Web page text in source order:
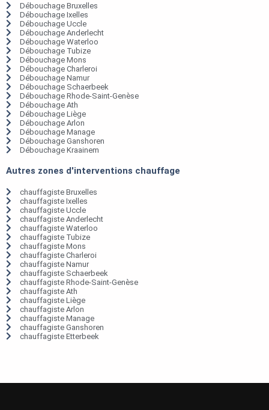
Débouchage Bruxelles
Débouchage Ixelles
Débouchage Uccle
Débouchage Anderlecht
Débouchage Waterloo
Débouchage Tubize
Débouchage Mons
Débouchage Charleroi
Débouchage Namur
Débouchage Schaerbeek
Débouchage Rhode-Saint-Genèse
Débouchage Ath
Débouchage Liège
Débouchage Arlon
Débouchage Manage
Débouchage Ganshoren
Débouchage Kraainem
Autres zones d'interventions chauffage
chauffagiste Bruxelles
chauffagiste Ixelles
chauffagiste Uccle
chauffagiste Anderlecht
chauffagiste Waterloo
chauffagiste Tubize
chauffagiste Mons
chauffagiste Charleroi
chauffagiste Namur
chauffagiste Schaerbeek
chauffagiste Rhode-Saint-Genèse
chauffagiste Ath
chauffagiste Liège
chauffagiste Arlon
chauffagiste Manage
chauffagiste Ganshoren
chauffagiste Etterbeek